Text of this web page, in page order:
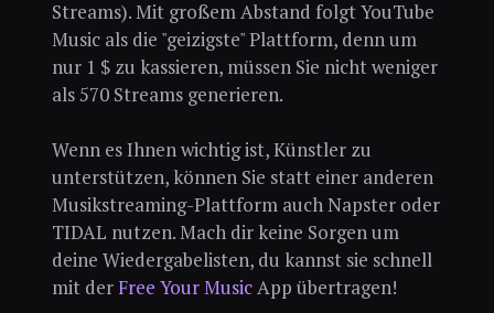
Streams). Mit großem Abstand folgt YouTube
Music als die "geizigste" Plattform, denn um
nur 1 $ zu kassieren, müssen Sie nicht weniger
als 570 Streams generieren.
Wenn es Ihnen wichtig ist, Künstler zu
unterstützen, können Sie statt einer anderen
Musikstreaming-Plattform auch Napster oder
TIDAL nutzen. Mach dir keine Sorgen um
deine Wiedergabelisten, du kannst sie schnell
mit derFree Your MusicApp übertragen!